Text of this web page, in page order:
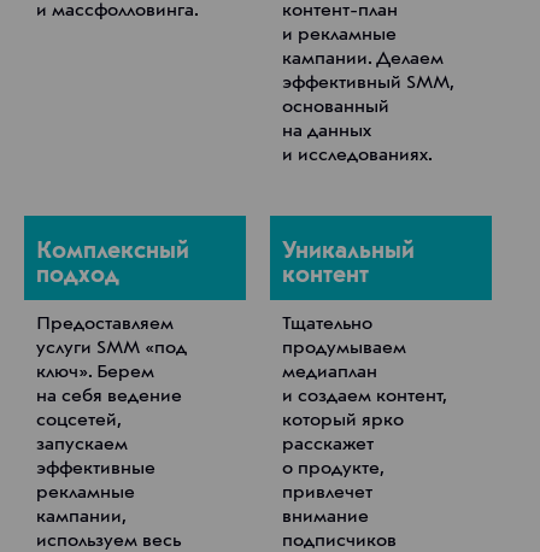
и массфолловинга.
контент-план
и рекламные
кампании. Делаем
эффективный SMM,
основанный
на данных
и исследованиях.
Комплексный
подход
Предоставляем
услуги SMM «под
ключ». Берем
на себя ведение
соцсетей,
запускаем
эффективные
рекламные
кампании,
используем весь
Уникальный
контент
Тщательно
продумываем
медиаплан
и создаем контент,
который ярко
расскажет
о продукте,
привлечет
внимание
подписчиков